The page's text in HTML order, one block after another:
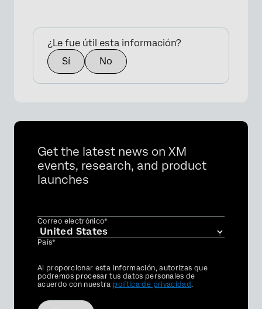
¿Le fue útil esta información?
Sí
No
Get the latest news on XM
events, research, and product
launches
Correo electrónico*
País*
Privacy
Optin
Al proporcionar esta información, autorizas que
podremos procesar tus datos personales de
acuerdo con nuestra política de privacidad.